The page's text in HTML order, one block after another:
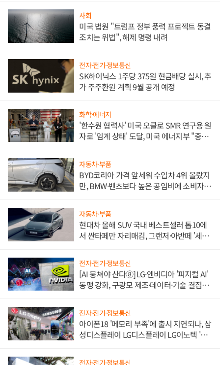
사회
미국 법원 "트럼프 정부 풍력 프로젝트 동결
조치는 위법", 해제 명령 내려
전자·전기·정보통신
SK하이닉스 1주당 375원 현금배당 실시, 추
가 주주환원 계획 9월 공개 예정
화학·에너지
'한수원 협력사' 미국 오클로 SMR 연구용 원
자로 '임계 상태' 도달, 미국 에너지부 "중요
자동차·부품
BYD코리아 가격 앞세워 수입차 4위 올랐지
만, BMW·벤츠보다 높은 공임비에 소비자
자동차·부품
현대차 올해 SUV 국내 베스트셀러 톱10에
서 싼타페만 자리매김, 그랜저·아반떼 '세단
전자·전기·정보통신
[AI 뭉쳐야 산다⑧] LG·엔비디아 '피지컬 AI'
동맹 강화, 구광모 제조·데이터·기술 결집
전자·전기·정보통신
아이폰18 '메모리 부족'에 출시 지연되나, 삼
성디스플레이 LG디스플레이 LG이노텍 '탈
전자·전기·정보통신